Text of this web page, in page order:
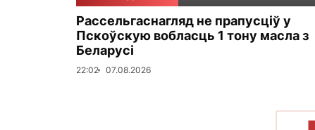
Рассельгаснагляд не прапусціў у
Пскоўскую вобласць 1 тону масла з
Беларусі
22:02 07.08.2026